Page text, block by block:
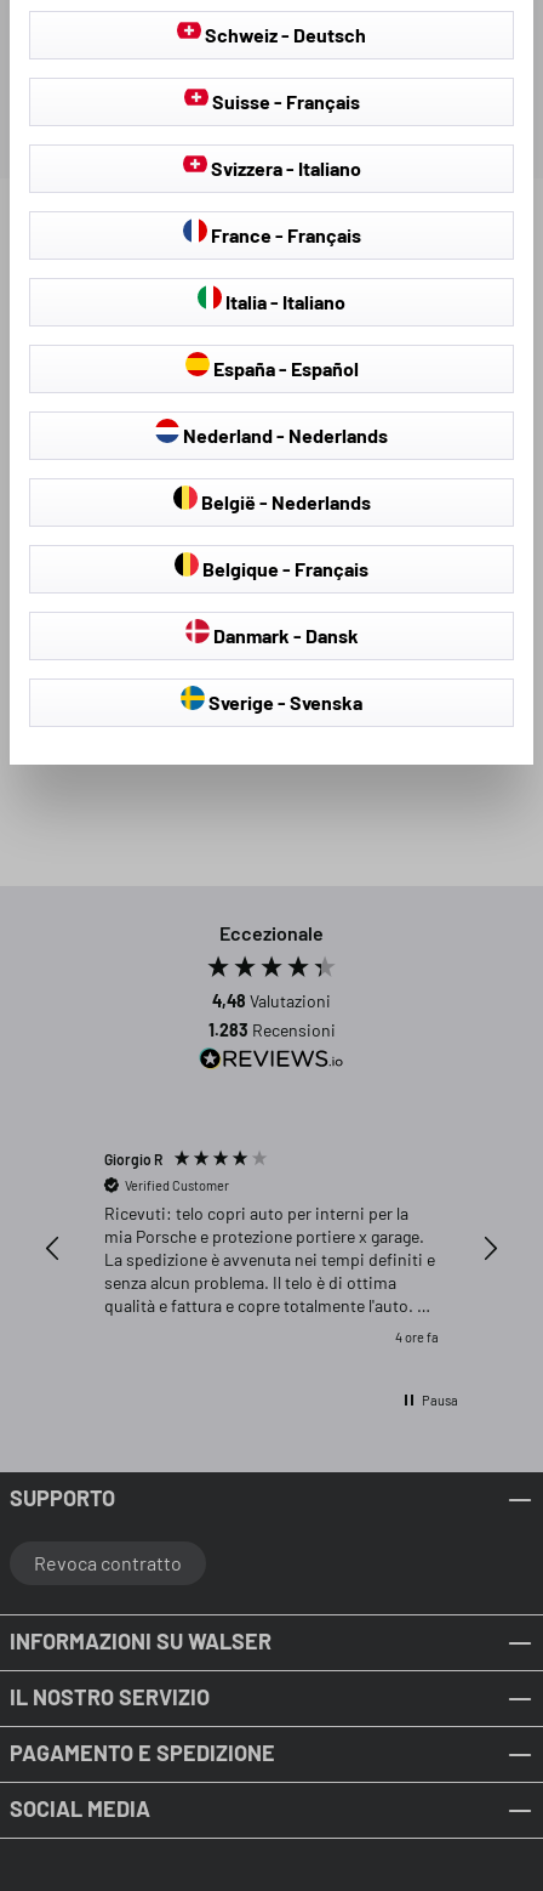
VALUTAZIONI
Scopri altri prodotti per il tuo veicolo:
Eccezionale
4,48 Valutazioni
1.283 Recensioni
Giorgio R
Verified Customer
Ricevuti: telo copri auto per interni per la
mia Porsche e protezione portiere x garage.
La spedizione è avvenuta nei tempi definiti e
senza alcun problema. Il telo è di ottima
qualità e fattura e copre totalmente l'auto. La
4 ore fa
Pausa
SUPPORTO
Revoca contratto
INFORMAZIONI SU WALSER
IL NOSTRO SERVIZIO
PAGAMENTO E SPEDIZIONE
SOCIAL MEDIA
Schweiz - Deutsch
Suisse - Français
Svizzera - Italiano
France - Français
Italia - Italiano
España - Español
Nederland - Nederlands
België - Nederlands
Belgique - Français
Danmark - Dansk
Sverige - Svenska